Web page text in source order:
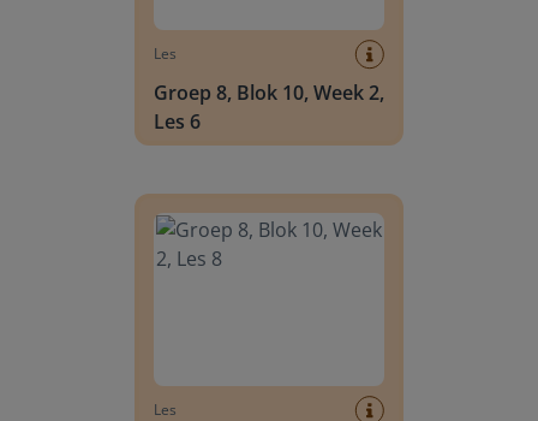
Les
Groep 8, Blok 10, Week 2,
Les 6
Les